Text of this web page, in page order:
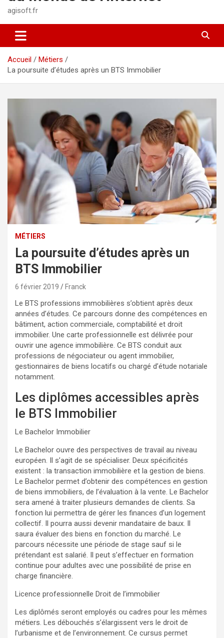
agisoft.fr
Accueil
Métiers
La poursuite d’études après un BTS Immobilier
MÉTIERS
La poursuite d’études après un
BTS Immobilier
6 février 2019 Franck
Le BTS professions immobilières s’obtient après deux
années d’études. Ce parcours donne des compétences en
bâtiment, action commerciale, comptabilité et droit
immobilier. Une carte professionnelle est délivrée pour
ouvrir une agence immobilière. Ce BTS conduit aux
professions de négociateur ou agent immobilier,
gestionnaires de biens locatifs ou chargé d’étude notariale
notamment.
Les diplômes accessibles après
le BTS Immobilier
Le Bachelor Immobilier
Le Bachelor ouvre des perspectives de travail au niveau
européen. Il s’agit de se spécialiser. Deux spécificités
existent : la transaction immobilière et la gestion de biens.
Le Bachelor permet d’obtenir des compétences en gestion
de biens immobiliers, de l’évaluation à la vente. Le Bachelor
sera amené à traiter plusieurs demandes de clients. Sa
fonction lui permettra de gérer les finances d’un logement
collectif. Il pourra aussi devenir mandataire de baux. Il
saura évaluer des biens en fonction du marché. Le
parcours nécessite une période de stage sauf si le
prétendant est salarié. Il peut s’effectuer en formation
continue pour adultes avec une possibilité de prise en
charge financière.
Licence professionnelle Droit de l’immobilier
Les diplômés seront employés ou cadres pour les mêmes
métiers. Les débouchés s’élargissent vers le droit de
l’urbanisme et de l’environnement. Ce cursus permet